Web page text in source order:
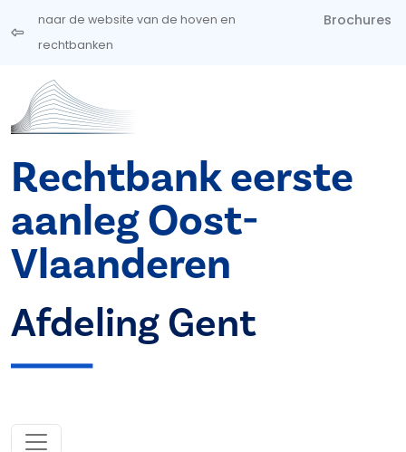
Overslaan en naar de inhoud gaan
naar de website van de hoven en
rechtbanken
Brochures
Rechtbank eerste
aanleg Oost-
Vlaanderen
Afdeling Gent